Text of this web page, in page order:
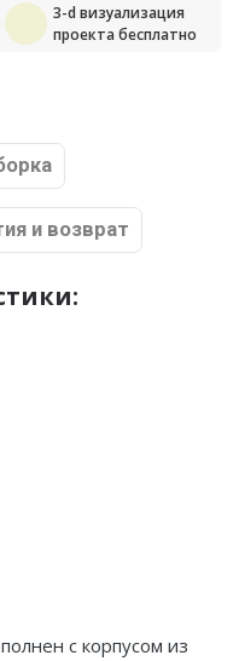
3-d визуализация
проекта бесплатно
и возврат
с корпусом из